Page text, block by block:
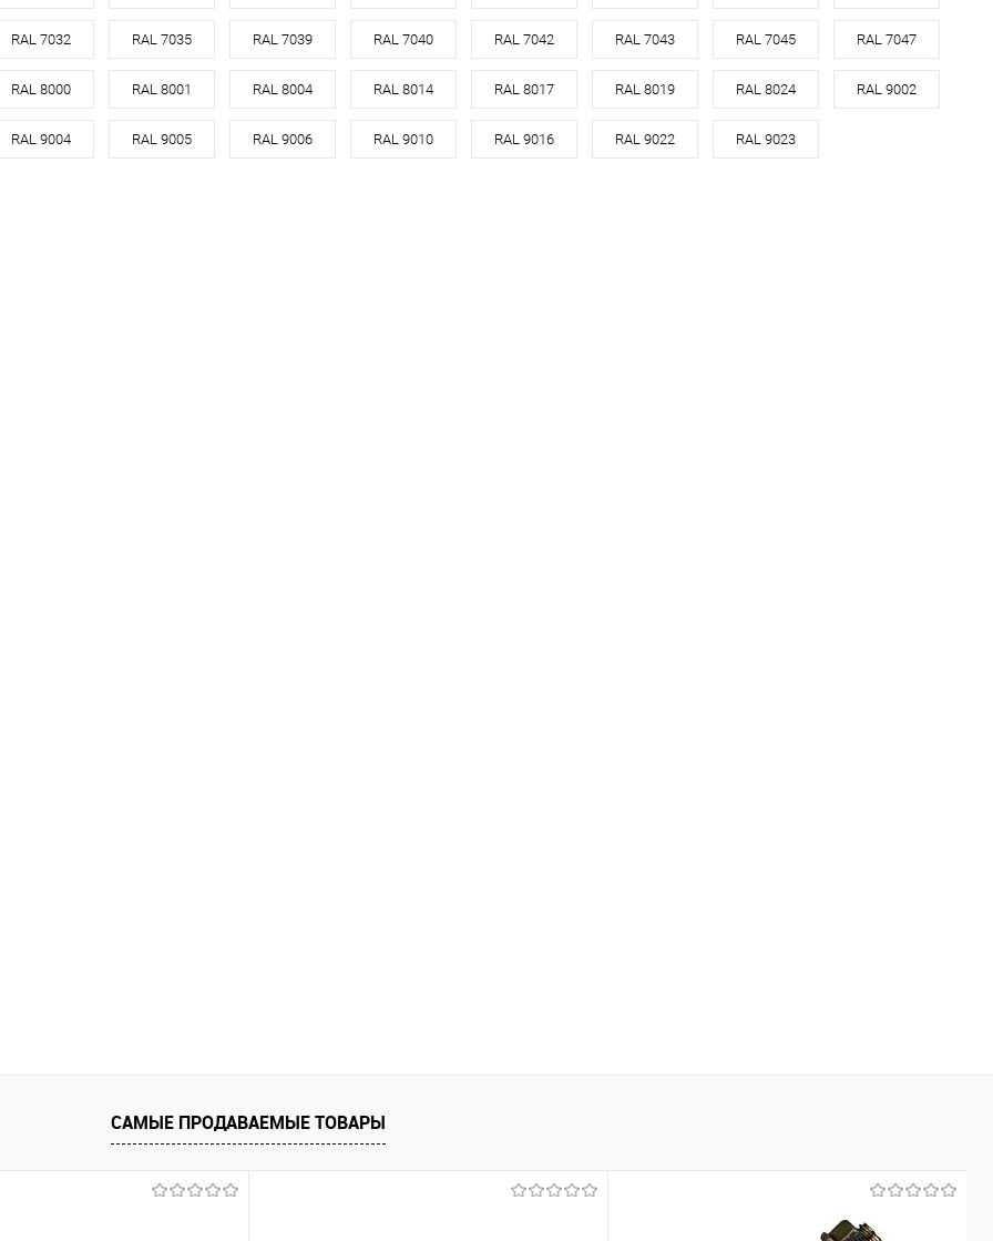
Сравнение
Под заказ
В избранное
Под заказ
RAL 7032 RAL 7035 RAL 7039 RAL 7040 RAL 7042 RAL 7043 RAL 7045 RAL 7047
RAL 8000 RAL 8001 RAL 8004 RAL 8014 RAL 8017 RAL 8019 RAL 8024 RAL 9002
RAL 9004 RAL 9005 RAL 9006 RAL 9010 RAL 9016 RAL 9022 RAL 9023
САМЫЕ ПРОДАВАЕМЫЕ ТОВАРЫ